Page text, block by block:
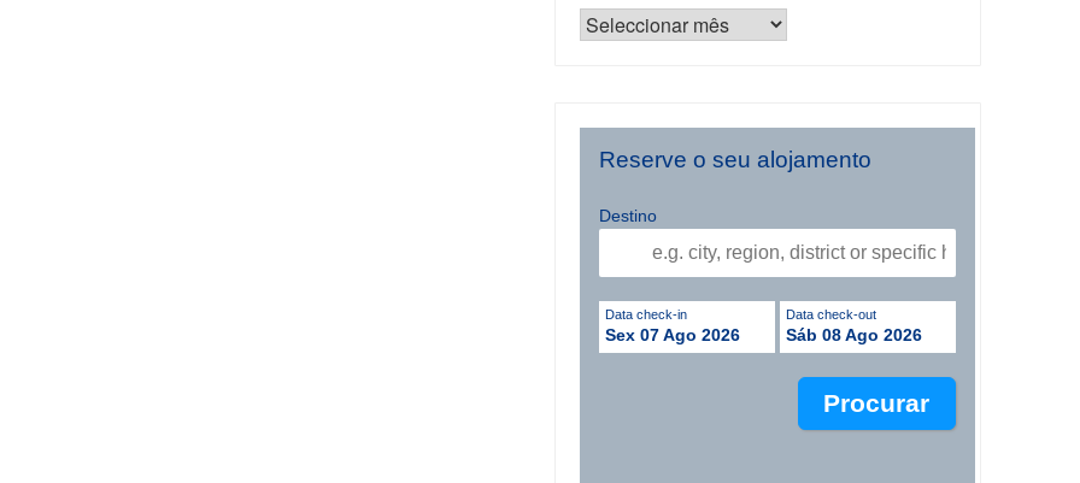
Reserve o seu alojamento
Destino
Data check-in
Sex 07 Ago 2026
Data check-out
Sáb 08 Ago 2026